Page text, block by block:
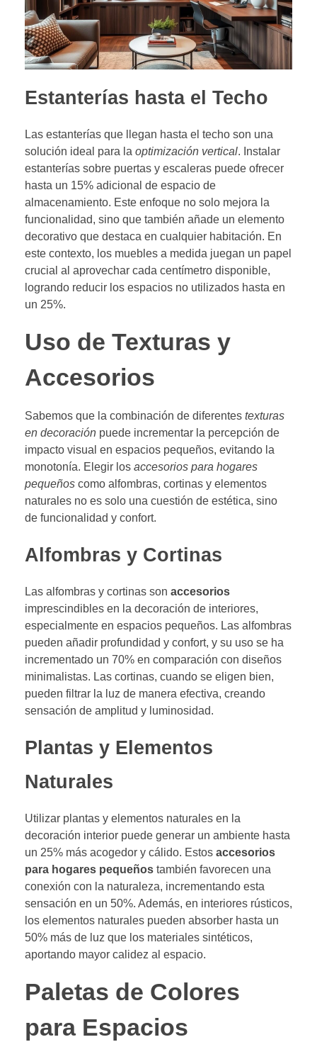
Estanterías hasta el Techo
Las estanterías que llegan hasta el techo son una
solución ideal para la optimización vertical. Instalar
estanterías sobre puertas y escaleras puede ofrecer
hasta un 15% adicional de espacio de
almacenamiento. Este enfoque no solo mejora la
funcionalidad, sino que también añade un elemento
decorativo que destaca en cualquier habitación. En
este contexto, los muebles a medida juegan un papel
crucial al aprovechar cada centímetro disponible,
logrando reducir los espacios no utilizados hasta en
un 25%.
Uso de Texturas y
Accesorios
Sabemos que la combinación de diferentes texturas
en decoración puede incrementar la percepción de
impacto visual en espacios pequeños, evitando la
monotonía. Elegir los accesorios para hogares
pequeños como alfombras, cortinas y elementos
naturales no es solo una cuestión de estética, sino
de funcionalidad y confort.
Alfombras y Cortinas
Las alfombras y cortinas son accesorios
imprescindibles en la decoración de interiores,
especialmente en espacios pequeños. Las alfombras
pueden añadir profundidad y confort, y su uso se ha
incrementado un 70% en comparación con diseños
minimalistas. Las cortinas, cuando se eligen bien,
pueden filtrar la luz de manera efectiva, creando
sensación de amplitud y luminosidad.
Plantas y Elementos
Naturales
Utilizar plantas y elementos naturales en la
decoración interior puede generar un ambiente hasta
un 25% más acogedor y cálido. Estos accesorios
para hogares pequeños también favorecen una
conexión con la naturaleza, incrementando esta
sensación en un 50%. Además, en interiores rústicos,
los elementos naturales pueden absorber hasta un
50% más de luz que los materiales sintéticos,
aportando mayor calidez al espacio.
Paletas de Colores
para Espacios